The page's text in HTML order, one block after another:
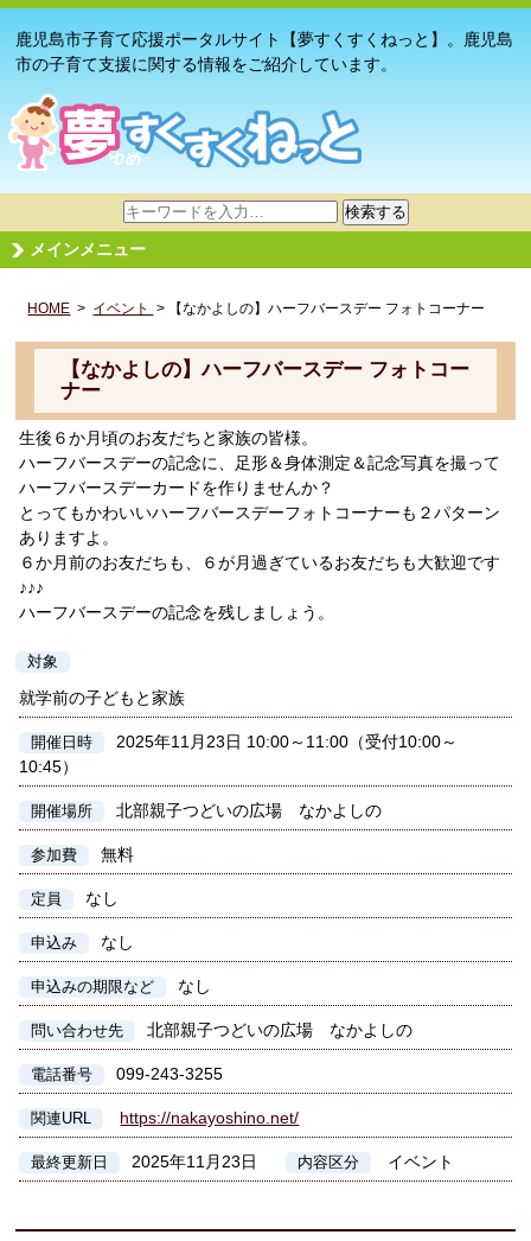
鹿児島市子育て応援ポータルサイト【夢すくすくねっと】。鹿児島
市の子育て支援に関する情報をご紹介しています。
サ
イ
ト
検
検索する
メインメニュー
HOME > イベント > 【なかよしの】ハーフバースデー フォトコーナー
【なかよしの】ハーフバースデー フォトコー
ナー
生後６か月頃のお友だちと家族の皆様。
ハーフバースデーの記念に、足形＆身体測定＆記念写真を撮って
ハーフバースデーカードを作りませんか？
とってもかわいいハーフバースデーフォトコーナーも２パターン
ありますよ。
６か月前のお友だちも、６が月過ぎているお友だちも大歓迎です
♪♪♪
ハーフバースデーの記念を残しましょう。
対象
就学前の子どもと家族
開催日時
2025年11月23日 10:00～11:00（受付10:00～
10:45）
開催場所 北部親子つどいの広場 なかよしの
参加費 無料
定員 なし
申込み なし
申込みの期限など なし
問い合わせ先 北部親子つどいの広場 なかよしの
電話番号 099-243-3255
関連URL https://nakayoshino.net/
最終更新日 2025年11月23日 内容区分 イベント